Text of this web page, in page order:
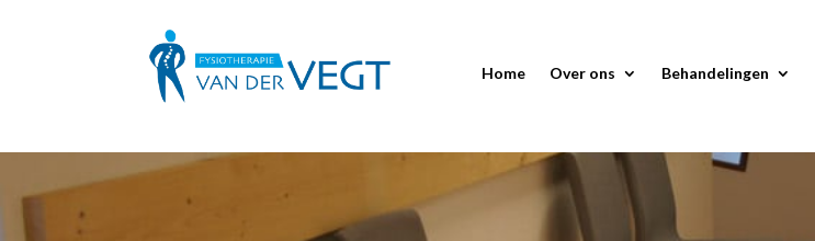
Home Over ons Behandelingen